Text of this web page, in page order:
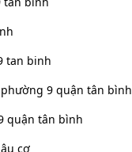
tan binh
9 quận tân bình
quận tân bình
cơ